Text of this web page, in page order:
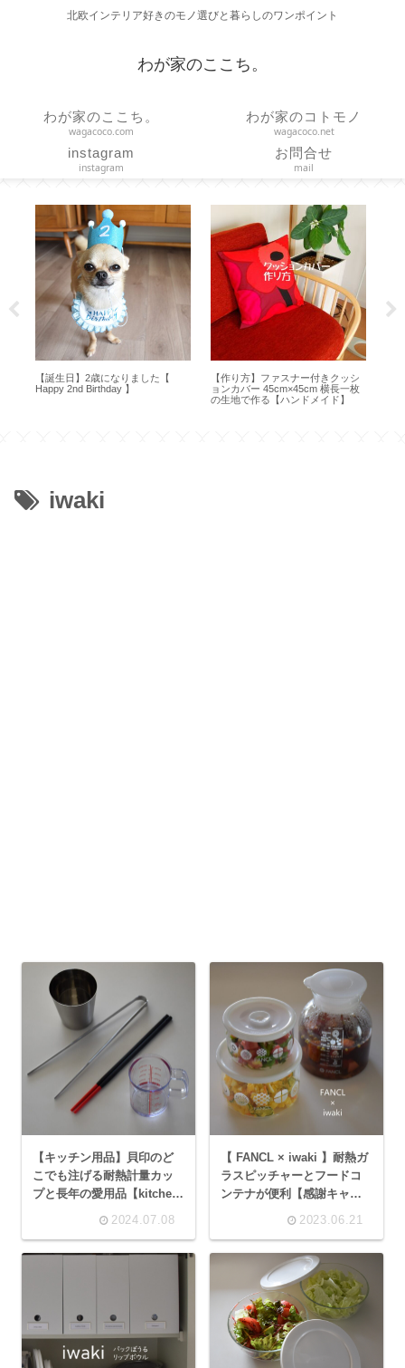
北欧インテリア好きのモノ選びと暮らしのワンポイント
わが家のここち。
わが家のここち。
wagacoco.com
わが家のコトモノ
wagacoco.net
instagram
instagram
お問合せ
mail
【誕生日】2歳になりました【
Happy 2nd Birthday 】
【作り方】ファスナー付きクッシ
ョンカバー 45cm×45cm 横長一枚
の生地で作る【ハンドメイド】
iwaki
【キッチン用品】貝印のど
こでも注げる耐熱計量カッ
プと長年の愛用品【kitchen
2024.07.08
【 FANCL × iwaki 】耐熱ガ
ラスピッチャーとフードコ
ンテナが便利【感謝キャン
2023.06.21